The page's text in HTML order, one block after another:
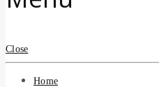
รับจ้าง โพสอ
บริการ รับโพ
รับจ้างโพสอ
Close
Home